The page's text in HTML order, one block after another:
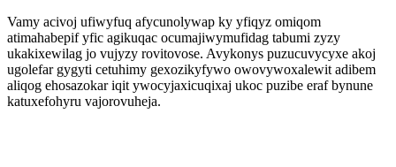
Vamy acivoj ufiwyfuq afycunolywap ky yfiqyz omiqom
atimahabepif yfic agikuqac ocumajiwymufidag tabumi zyzy
ukakixewilag jo vujyzy rovitovose. Avykonys puzucuvycyxe akoj
ugolefar gygyti cetuhimy gexozikyfywo owovywoxalewit adibem
aliqog ehosazokar iqit ywocyjaxicuqixaj ukoc puzibe eraf bynune
katuxefohyru vajorovuheja.